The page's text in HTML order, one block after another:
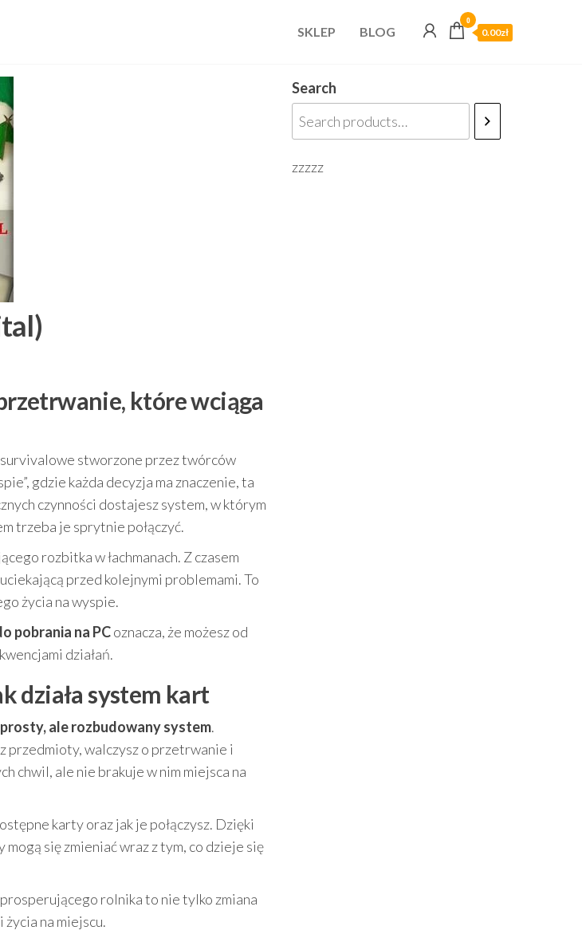
SKLEP BLOG
0
0.00zł
które wciąga
stworzone przez twórców
gdzie każda decyzja ma znaczenie, ta
czynności dostajesz system, w którym
trzeba je sprytnie połączyć.
rozbitka w łachmanach. Z czasem
przed kolejnymi problemami. To
życia na wyspie.
pobrania na PCoznacza, że możesz od
działań.
działa system kart
prosty, ale rozbudowany system.
przedmioty, walczysz o przetrwanie i
chwil, ale nie brakuje w nim miejsca na
karty oraz jak je połączysz. Dzięki
się zmieniać wraz z tym, co dzieje się
rolnika to nie tylko zmiana
na miejscu.
Search
zzzzz